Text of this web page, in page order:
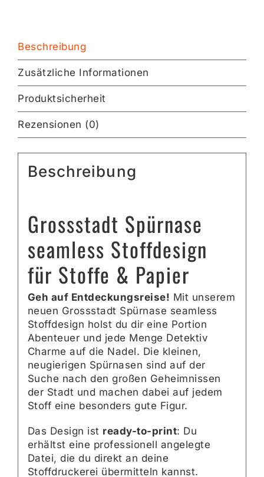
Beschreibung
Zusätzliche Informationen
Produktsicherheit
Rezensionen (0)
Beschreibung
Grossstadt Spürnase
seamless Stoffdesign
für Stoffe & Papier
Geh auf Entdeckungsreise! Mit unserem
neuen Grossstadt Spürnase seamless
Stoffdesign holst du dir eine Portion
Abenteuer und jede Menge Detektiv
Charme auf die Nadel. Die kleinen,
neugierigen Spürnasen sind auf der
Suche nach den großen Geheimnissen
der Stadt und machen dabei auf jedem
Stoff eine besonders gute Figur.
Das Design ist ready-to-print: Du
erhältst eine professionell angelegte
Datei, die du direkt an deine
Stoffdruckerei übermitteln kannst.